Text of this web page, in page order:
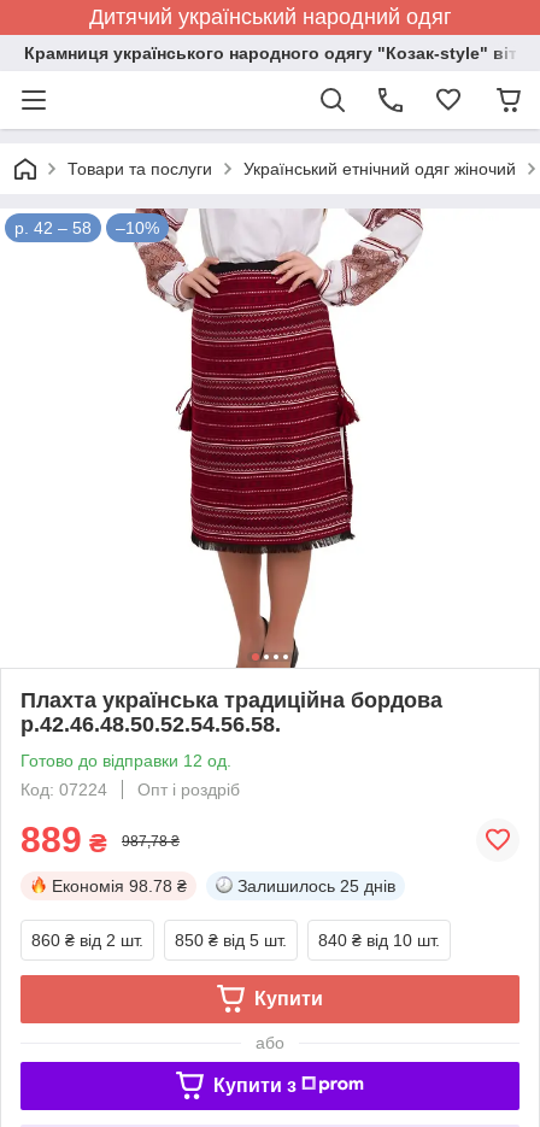
Дитячий український народний одяг
Крамниця українського народного одягу "Козак-style"
Товари та послуги Український етнічний одяг жіночий
р. 42 – 58 –10%
Плахта українська традиційна бордова
р.42.46.48.50.52.54.56.58.
Готово до відправки 12 од.
Код: 07224
Опт і роздріб
889 ₴ 987,78 ₴
Економія 98.78 ₴ Залишилось 25 днів
860 ₴ від 2 шт. 850 ₴ від 5 шт. 840 ₴ від 10 шт.
Купити
або
Купити з